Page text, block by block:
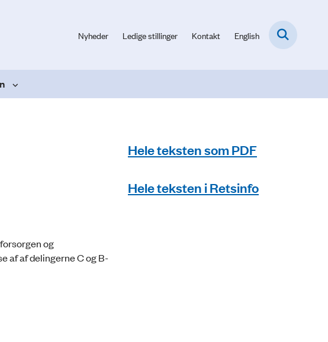
Nyheder Ledige stillinger Kontakt English
og
af af delingerne C og B-
Hele teksten som PDF
Hele teksten i Retsinfo